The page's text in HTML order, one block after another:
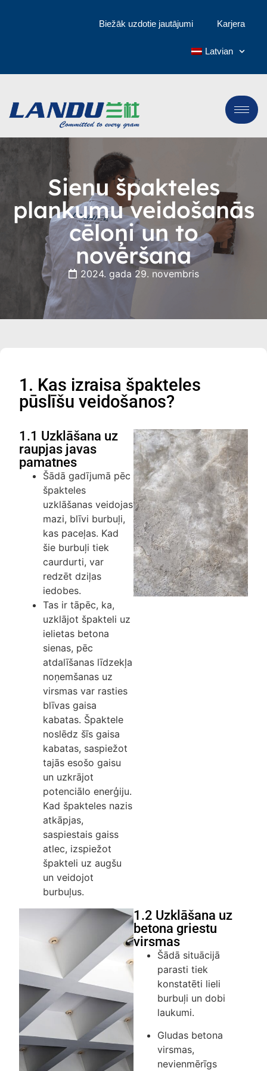
Biežāk uzdotie jautājumi Karjera
Latvian
Sienu špakteles
plankumu veidošanās
cēloņi un to
novēršana
2024. gada 29. novembris
1. Kas izraisa špakteles
pūslīšu veidošanos?
1.1 Uzklāšana uz
raupjas javas
pamatnes
Šādā gadījumā pēc
špakteles
uzklāšanas veidojas
mazi, blīvi burbuļi,
kas paceļas. Kad
šie burbuļi tiek
caurdurti, var
redzēt dziļas
iedobes.
Tas ir tāpēc, ka,
uzklājot špakteli uz
ielietas betona
sienas, pēc
atdalīšanas līdzekļa
noņemšanas uz
virsmas var rasties
blīvas gaisa
kabatas. Špaktele
noslēdz šīs gaisa
kabatas, saspiežot
tajās esošo gaisu
un uzkrājot
potenciālo enerģiju.
Kad špakteles nazis
atkāpjas,
saspiestais gaiss
atlec, izspiežot
špakteli uz augšu
un veidojot
burbuļus.
1.2 Uzklāšana uz
betona griestu
virsmas
Šādā situācijā
parasti tiek
konstatēti lieli
burbuļi un dobi
laukumi.
Gludas betona
virsmas,
nevienmērīgs